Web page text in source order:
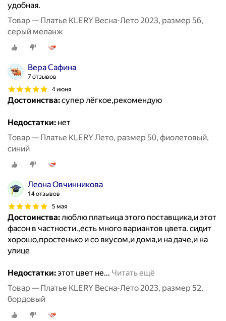
удобная.
Товар — Платье KLERY Весна-Лето 2023, размер 56,
серый меланж
Вера Сафина
7 отзывов
4 июня
Достоинства:супер лёгкое,рекомендую
Недостатки: нет
Товар — Платье KLERY Лето, размер 50, фиолетовый,
синий
Леона Овчинникова
14 отзывов
5 мая
Достоинства:люблю платьица этого поставщика,и этот
фасон в частности.,есть много вариантов цвета. сидит
хорошо,простенько и со вкусом,и дома,и на даче,и на
улице
Недостатки:этот цвет не… Читать ещё
Товар — Платье KLERY Весна-Лето 2023, размер 52,
бордовый